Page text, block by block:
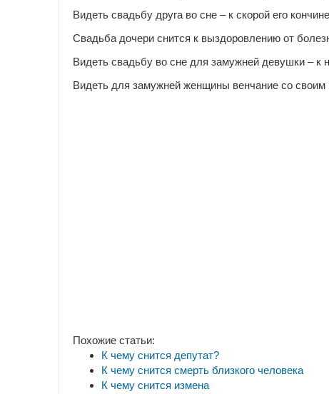
Видеть свадьбу друга во сне – к скорой его
Свадьба дочери снится к выздоровлению от
Видеть свадьбу во сне для замужней девушки – к
Видеть для замужней женщины венчание со своим
Похожие статьи:
К чему снится депутат?
К чему снится смерть близкого человека
К чему снится измена